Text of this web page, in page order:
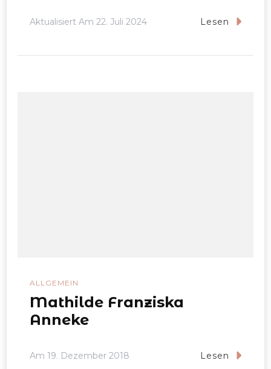
Aktualisiert Am 22. Juli 2024 Lesen
ALLGEMEIN
Mathilde Franziska
Anneke
Am 19. Dezember 2018 Lesen